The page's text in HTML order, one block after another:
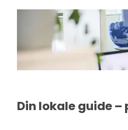
Din lokale guide –